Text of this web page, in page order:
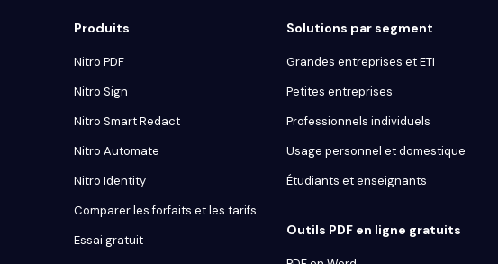
Produits
Nitro PDF
Nitro Sign
Nitro Smart Redact
Nitro Automate
Nitro Identity
Comparer les forfaits et les tarifs
Essai gratuit
Solutions par segment
Grandes entreprises et ETI
Petites entreprises
Professionnels individuels
Usage personnel et domestique
Étudiants et enseignants
Outils PDF en ligne gratuits